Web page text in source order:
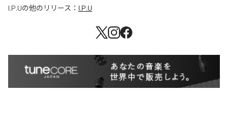
I.P.Uの他のリリース： I.P.U